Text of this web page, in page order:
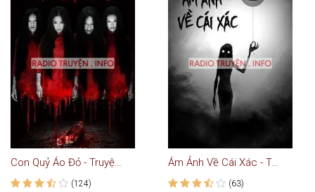
Con Quỷ Áo Đỏ - Truyện Ma
(124)
Ám Ảnh Về Cái Xác - Truyện Kinh Dị
(63)